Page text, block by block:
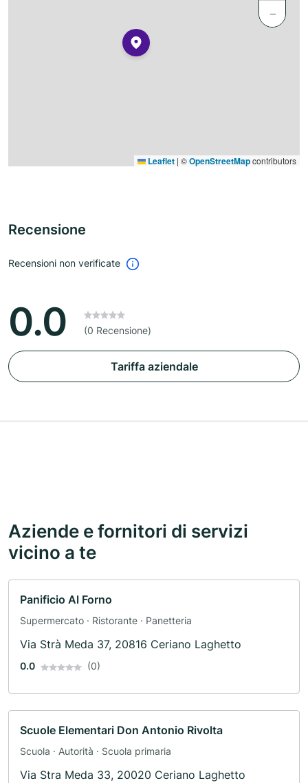
−
Leaflet | ©OpenStreetMapcontributors
Recensione
Recensioni non verificate
0.0 (0 Recensione)
Tariffa aziendale
Aziende e fornitori di servizi
vicino a te
Panificio Al Forno
Supermercato · Ristorante · Panetteria
Via Strà Meda 37, 20816 Ceriano Laghetto
0.0 (0)
Scuole Elementari Don Antonio Rivolta
Scuola · Autorità · Scuola primaria
Via Stra Meda 33, 20020 Ceriano Laghetto